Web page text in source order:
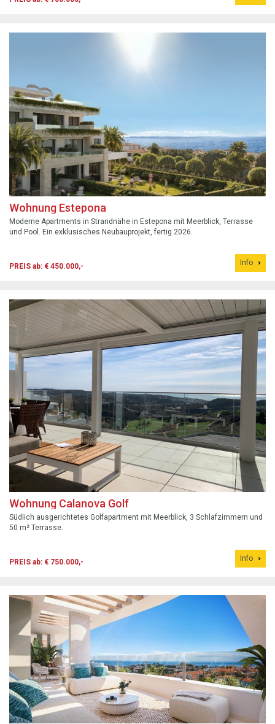
Wohnung Estepona
Moderne Apartments in Strandnähe in Estepona mit Meerblick, Terrasse
und Pool. Ein exklusisches Neubauprojekt, fertig 2026.
PREIS ab: € 450.000,- Info
Wohnung Calanova Golf
Südlich ausgerichtetes Golfapartment mit Meerblick, 3 Schlafzimmern und
50 m² Terrasse.
PREIS ab: € 750.000,- Info